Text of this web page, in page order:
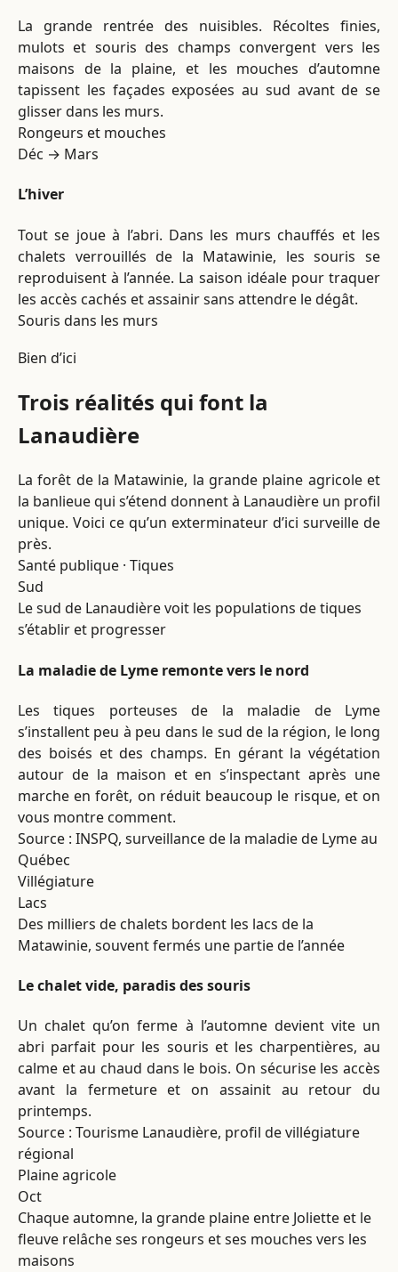
La grande rentrée des nuisibles. Récoltes finies,
mulots et souris des champs convergent vers les
maisons de la plaine, et les mouches d’automne
tapissent les façades exposées au sud avant de se
glisser dans les murs.
Rongeurs et mouches
Déc → Mars
L’hiver
Tout se joue à l’abri. Dans les murs chauffés et les
chalets verrouillés de la Matawinie, les souris se
reproduisent à l’année. La saison idéale pour traquer
les accès cachés et assainir sans attendre le dégât.
Souris dans les murs
Bien d’ici
Trois réalités qui font la
Lanaudière
La forêt de la Matawinie, la grande plaine agricole et
la banlieue qui s’étend donnent à Lanaudière un profil
unique. Voici ce qu’un exterminateur d’ici surveille de
près.
Santé publique · Tiques
Sud
Le sud de Lanaudière voit les populations de tiques
s’établir et progresser
La maladie de Lyme remonte vers le nord
Les tiques porteuses de la maladie de Lyme
s’installent peu à peu dans le sud de la région, le long
des boisés et des champs. En gérant la végétation
autour de la maison et en s’inspectant après une
marche en forêt, on réduit beaucoup le risque, et on
vous montre comment.
Source : INSPQ, surveillance de la maladie de Lyme au
Québec
Villégiature
Lacs
Des milliers de chalets bordent les lacs de la
Matawinie, souvent fermés une partie de l’année
Le chalet vide, paradis des souris
Un chalet qu’on ferme à l’automne devient vite un
abri parfait pour les souris et les charpentières, au
calme et au chaud dans le bois. On sécurise les accès
avant la fermeture et on assainit au retour du
printemps.
Source : Tourisme Lanaudière, profil de villégiature
régional
Plaine agricole
Oct
Chaque automne, la grande plaine entre Joliette et le
fleuve relâche ses rongeurs et ses mouches vers les
maisons